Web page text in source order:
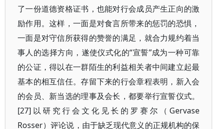
了一份道德资格证书，也能对行会成员产生正向的激
励作用。这样，一面是对食言所带来的惩罚的恐惧，
一面是对守信所获得的赞誉的满足，就合力规约着当
事人的选择方向，遂使仪式化的“宣誓”成为一种可靠
的公证，得以在一群陌生的利益相关者中间建立起最
基本的相互信任。存留下来的行会章程表明，新入会
的会员、新当选的理事及会长，都要举行宣誓仪式。
[27]以研究行会文化见长的罗赛尔（Gervase
Rosser）评论说，由于缺乏现代意义的正规机构的保